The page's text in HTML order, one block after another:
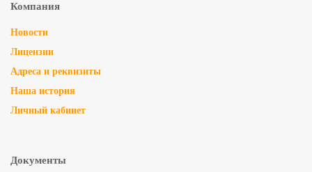
Компания
Новости
Лицензии
Адреса и реквизиты
Наша история
Личный кабинет
Документы